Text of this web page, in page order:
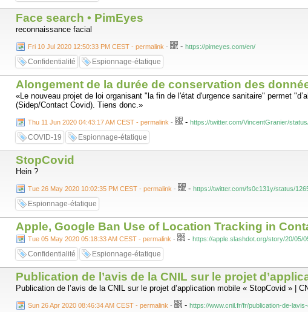
Face search • PimEyes
reconnaissance facial
Fri 10 Jul 2020 12:50:33 PM CEST - permalink - - https://pimeyes.com/en/
Confidentialité Espionnage-étatique
Alongement de la durée de conservation des
«Le nouveau projet de loi organisant "la fin de l'état d'urgence sanitaire" permet
(Sidep/Contact Covid). Tiens donc.»
Thu 11 Jun 2020 04:43:17 AM CEST - permalink - - https://twitter.com/VincentGranier/
COVID-19 Espionnage-étatique
StopCovid
Hein ?
Tue 26 May 2020 10:02:35 PM CEST - permalink - - https://twitter.com/fs0c131y/status/
Espionnage-étatique
Apple, Google Ban Use of Location Tracking in
Tue 05 May 2020 05:18:33 AM CEST - permalink - - https://apple.slashdot.org/story/20/05/
Confidentialité Espionnage-étatique
Publication de l’avis de la CNIL sur le projet
Publication de l’avis de la CNIL sur le projet d’application mobile « StopCovid » |
Sun 26 Apr 2020 08:46:34 AM CEST - permalink - - https://www.cnil.fr/fr/publication-de-